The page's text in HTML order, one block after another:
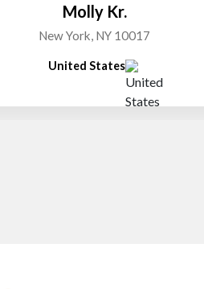
Molly Kr.
New York, NY 10017
United States